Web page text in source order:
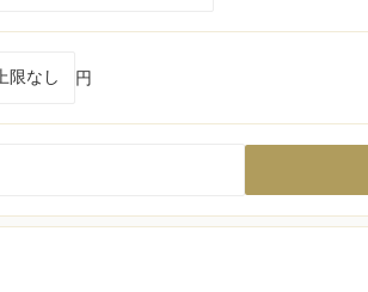
円